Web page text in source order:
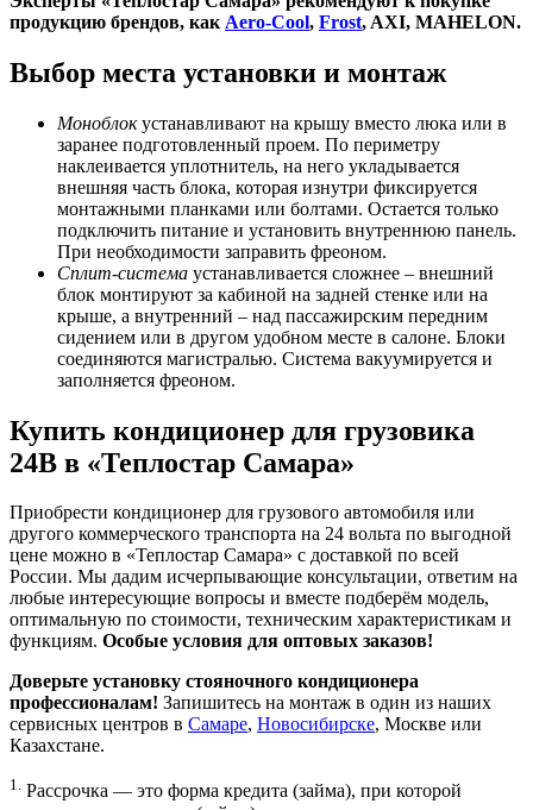
продукцию брендов, как Aero-Cool, Frost, AXI, MAHELON.
Выбор места установки и монтаж
Моноблокустанавливают на крышу вместо люка или в
заранее подготовленный проем. По периметру
наклеивается уплотнитель, на него укладывается
внешняя часть блока, которая изнутри фиксируется
монтажными планками или болтами. Остается только
подключить питание и установить внутреннюю панель.
При необходимости заправить фреоном.
Сплит-система устанавливается сложнее – внешний
блок монтируют за кабиной на задней стенке или на
крыше, а внутренний – над пассажирским передним
сидением или в другом удобном месте в салоне. Блоки
соединяются магистралью. Система вакуумируется и
заполняется фреоном.
Купить кондиционер для грузовика
24В в «Теплостар Самара»
Приобрести кондиционер для грузового автомобиля или
другого коммерческого транспорта на 24 вольта по выгодной
цене можно в «Теплостар Самара» с доставкой по всей
России. Мы дадим исчерпывающие консультации, ответим на
любые интересующие вопросы и вместе подберём модель,
оптимальную по стоимости, техническим характеристикам и
функциям. Особые условия для оптовых заказов!
Доверьте установку стояночного кондиционера
профессионалам! Запишитесь на монтаж в один из наших
сервисных центров в Самаре, Новосибирске, Москве или
Казахстане.
1. Рассрочка — это форма кредита (займа), при которой